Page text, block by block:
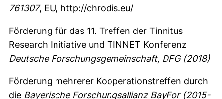
761307, EU, http://chrodis.eu/(externer Link,
Förderung für das 11. Treffen der Tinnitus
Research Initiative und TINNET Konferenz
Deutsche Forschungsgemeinschaft, DFG (2018)
Förderung mehrerer Kooperationstreffen durch
die Bayerische Forschungsallianz BayFor (2015-